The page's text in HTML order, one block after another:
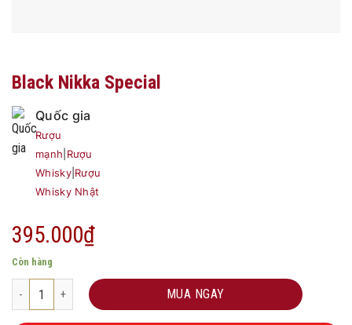
Black Nikka Special
Quốc gia
Rượu
mạnh Rượu
Whisky| Rượu
Whisky Nhật
395.000₫
Còn hàng
Black Nikka Special số lượng MUA NGAY